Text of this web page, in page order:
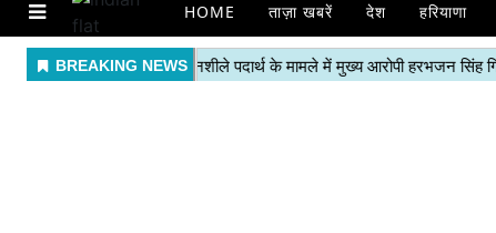
HOME ताज़ा खबरें देश हरियाणा